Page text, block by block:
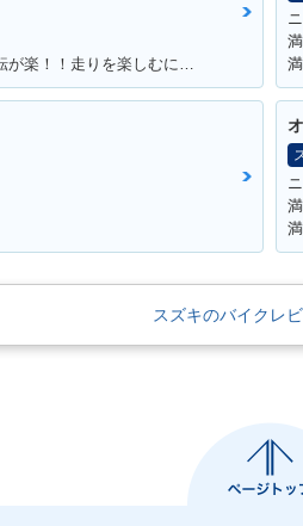
満足ポイント:パワーがあるんで速い！運転が楽！！走りを楽しむにはもってこいの1台！足回りかえるとかなり乗りやすくなります
スズキのバイクレ